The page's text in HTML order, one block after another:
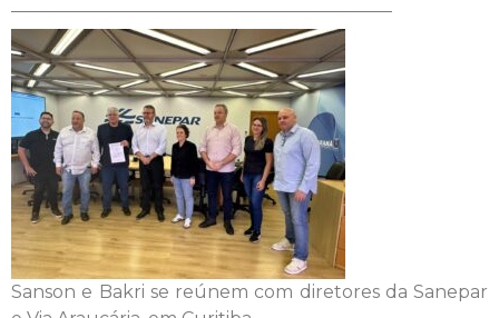
Sanson e Bakri se reúnem com diretores da Sanepar